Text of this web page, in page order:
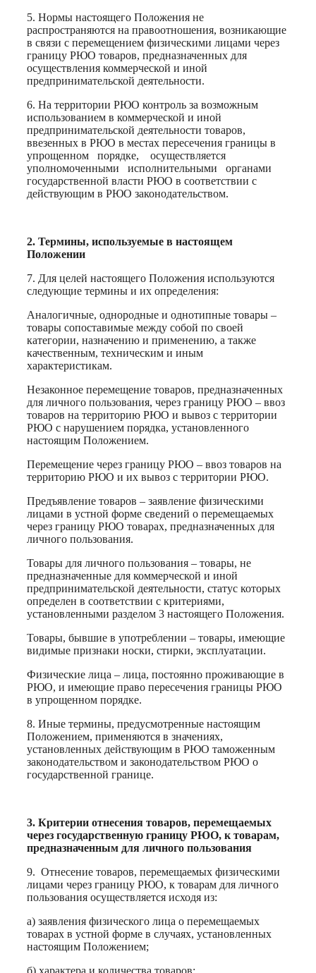
5. Нормы настоящего Положения не
распространяются на правоотношения, возникающие
в связи с перемещением физическими лицами через
границу РЮО товаров, предназначенных для
осуществления коммерческой и иной
предпринимательской деятельности.
6. На территории РЮО контроль за возможным
использованием в коммерческой и иной
предпринимательской деятельности товаров,
ввезенных в РЮО в местах пересечения границы в
упрощенном
порядке,
осуществляется
уполномоченными
исполнительными
органами
государственной власти РЮО в соответствии с
действующим в РЮО законодательством.
2. Термины, используемые в настоящем
Положении
7. Для целей настоящего Положения используются
следующие термины и их определения:
Аналогичные, однородные и однотипные товары –
товары сопоставимые между собой по своей
категории, назначению и применению, а также
качественным, техническим и иным
характеристикам.
Незаконное перемещение товаров, предназначенных
для личного пользования, через границу РЮО – ввоз
товаров на территорию РЮО и вывоз с территории
РЮО с нарушением порядка, установленного
настоящим Положением.
Перемещение через границу РЮО – ввоз товаров на
территорию РЮО и их вывоз с территории РЮО.
Предъявление товаров – заявление физическими
лицами в устной форме сведений о перемещаемых
через границу РЮО товарах, предназначенных для
личного пользования.
Товары для личного пользования – товары, не
предназначенные для коммерческой и иной
предпринимательской деятельности, статус которых
определен в соответствии с критериями,
установленными разделом 3 настоящего Положения.
Товары, бывшие в употреблении – товары, имеющие
видимые признаки носки, стирки, эксплуатации.
Физические лица – лица, постоянно проживающие в
РЮО, и имеющие право пересечения границы РЮО
в упрощенном порядке.
8. Иные термины, предусмотренные настоящим
Положением, применяются в значениях,
установленных действующим в РЮО таможенным
законодательством и законодательством РЮО о
государственной границе.
3. Критерии отнесения товаров, перемещаемых
через государственную границу РЮО, к товарам,
предназначенным для личного пользования
9. Отнесение товаров, перемещаемых физическими
лицами через границу РЮО, к товарам для личного
пользования осуществляется исходя из:
а) заявления физического лица о перемещаемых
товарах в устной форме в случаях, установленных
настоящим Положением;
б) характера и количества товаров;